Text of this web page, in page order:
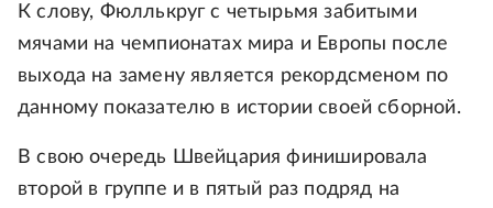
К слову, Фюллькруг с четырьмя забитыми
мячами на чемпионатах мира и Европы после
выхода на замену является рекордсменом по
данному показателю в истории своей сборной.
В свою очередь Швейцария финишировала
второй в группе и в пятый раз подряд на